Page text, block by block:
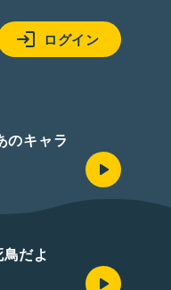
ログイン
のキャラ
だよ